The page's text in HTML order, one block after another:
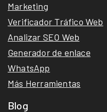
Marketing
Verificador Tráfico Web
Analizar SEO Web
Generador de enlace
WhatsApp
Más Herramientas
Blog